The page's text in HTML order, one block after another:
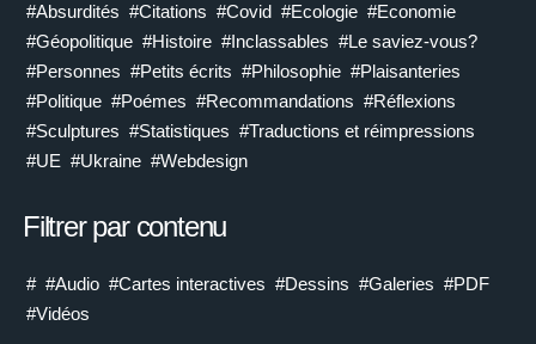
#Absurdités #Citations #Covid #Ecologie #Economie
#Géopolitique #Histoire #Inclassables #Le saviez-vous?
#Personnes #Petits écrits #Philosophie #Plaisanteries
#Politique #Poémes #Recommandations #Réflexions
#Sculptures #Statistiques #Traductions et réimpressions
#UE #Ukraine #Webdesign
Filtrer par contenu
# #Audio #Cartes interactives #Dessins #Galeries #PDF
#Vidéos